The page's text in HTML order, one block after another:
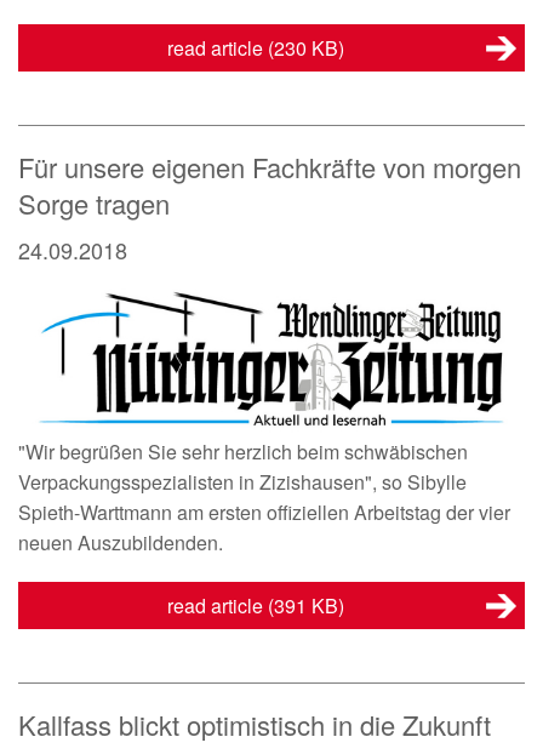
read article (230 KB)
Für unsere eigenen Fachkräfte von morgen
Sorge tragen
24.09.2018
"Wir begrüßen Sie sehr herzlich beim schwäbischen
Verpackungsspezialisten in Zizishausen", so Sibylle
Spieth-Warttmann am ersten offiziellen Arbeitstag der vier
neuen Auszubildenden.
read article (391 KB)
Kallfass blickt optimistisch in die Zukunft